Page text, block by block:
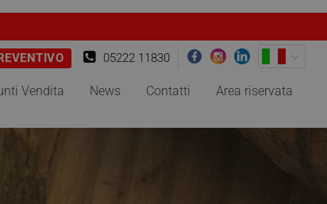
Vendita News Contatti Area riservata
05222 11830